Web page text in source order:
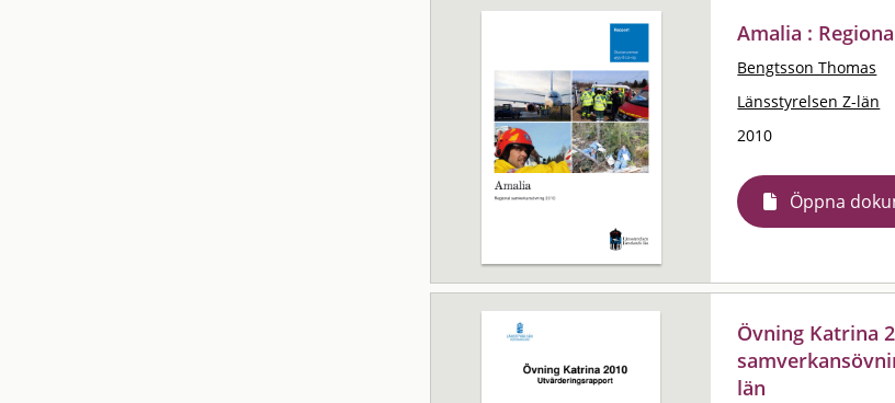
Amalia :
Bengtsson Thomas
Länsstyrelsen Z-län
2010
Öppna
Övning Katrina
län